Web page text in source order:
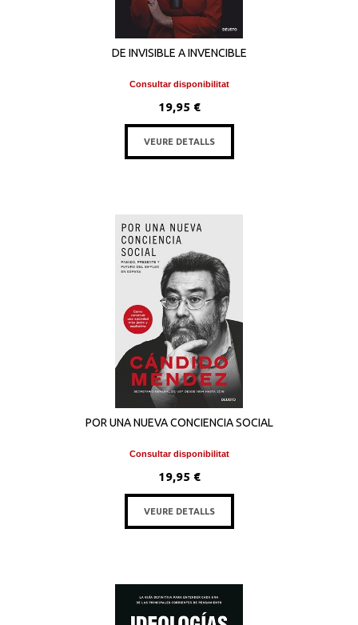
DE INVISIBLE A INVENCIBLE
Consultar disponibilitat
19,95 €
VEURE DETALLS
POR UNA NUEVA CONCIENCIA SOCIAL
Consultar disponibilitat
19,95 €
VEURE DETALLS